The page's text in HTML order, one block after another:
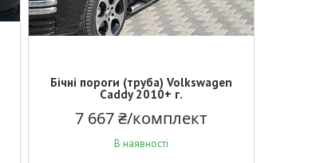
Бічні пороги (труба) Volkswagen
Caddy 2010+ г.
7 667 ₴/комплект
В наявності